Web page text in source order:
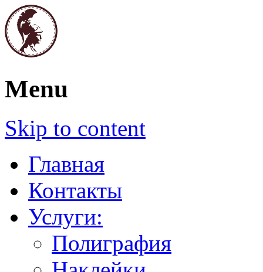
Паллада
Полиграфия. Печати и штампы.
Menu
Skip to content
Главная
Контакты
Услуги:
Полиграфия